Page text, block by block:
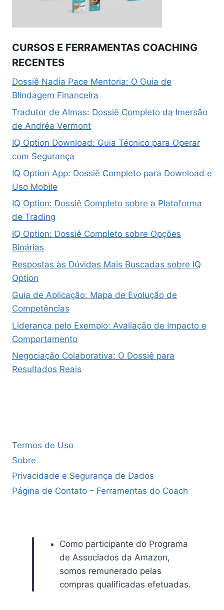
CURSOS E FERRAMENTAS COACHING
RECENTES
Dossiê Nadia Pace Mentoria: O Guia de
Blindagem Financeira
Tradutor de Almas: Dossiê Completo da Imersão
de Andréa Vermont
IQ Option Download: Guia Técnico para Operar
com Segurança
IQ Option App: Dossiê Completo para Download e
Uso Mobile
IQ Option: Dossiê Completo sobre a Plataforma
de Trading
IQ Option: Dossiê Completo sobre Opções
Binárias
Respostas às Dúvidas Mais Buscadas sobre IQ
Option
Guia de Aplicação: Mapa de Evolução de
Competências
Liderança pelo Exemplo: Avaliação de Impacto e
Comportamento
Negociação Colaborativa: O Dossiê para
Resultados Reais
Termos de Uso
Sobre
Privacidade e Segurança de Dados
Página de Contato – Ferramentas do Coach
Como participante do Programa
de Associados da Amazon,
somos remunerado pelas
compras qualificadas efetuadas.